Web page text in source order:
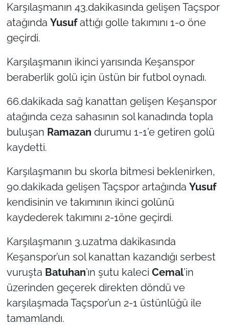
Karşılaşmanın 43.dakikasında gelişen Taçspor
atağında Yusufattığı golle takımını 1-0 öne
geçirdi.
Karşılaşmanın ikinci yarısında Keşanspor
beraberlik golü için üstün bir futbol oynadı.
66.dakikada sağ kanattan gelişen Keşanspor
atağında ceza sahasının sol kanadında topla
buluşan Ramazan durumu 1-1’e getiren golü
kaydetti.
Karşılaşmanın bu skorla bitmesi beklenirken,
90.dakikada gelişen Taçspor artağında Yusuf
kendisinin ve takımının ikinci golünü
kaydederek takımını 2-1öne geçirdi.
Karşılaşmanın 3.uzatma dakikasında
Keşanspor’un sol kanattan kazandığı serbest
vuruşta Batuhan’ın şutu kaleci Cemal’in
üzerinden geçerek direkten döndü ve
karşılaşmada Taçspor’un 2-1 üstünlüğü ile
tamamlandı.
Dış Haberler
Magazin
İş Dünyası
English News
Canlı Maç
Finans
Genel-A
Gündem-Eğitim